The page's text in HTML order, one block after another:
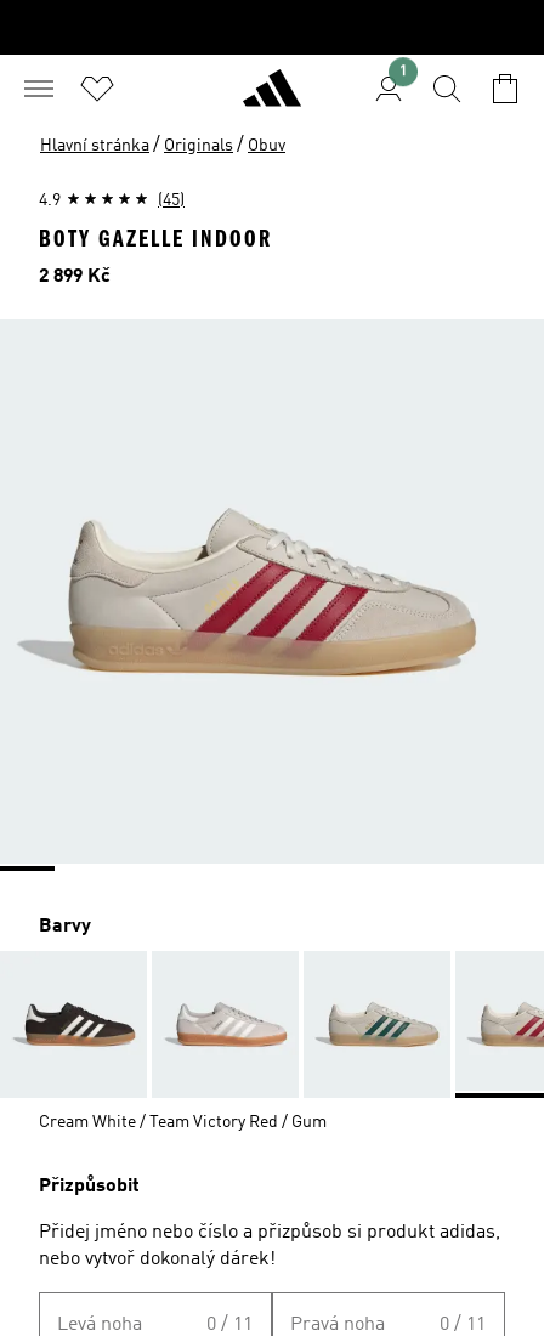
1
Hlavní stránka / Originals / Obuv
4.9 (45)
BOTY GAZELLE INDOOR
Cena
2 899 Kč
Barvy
Cream White / Team Victory Red / Gum
Přizpůsobit
Přidej jméno nebo číslo a přizpůsob si produkt adidas,
nebo vytvoř dokonalý dárek!
Levá noha 0 / 11 Pravá noha 0 / 11